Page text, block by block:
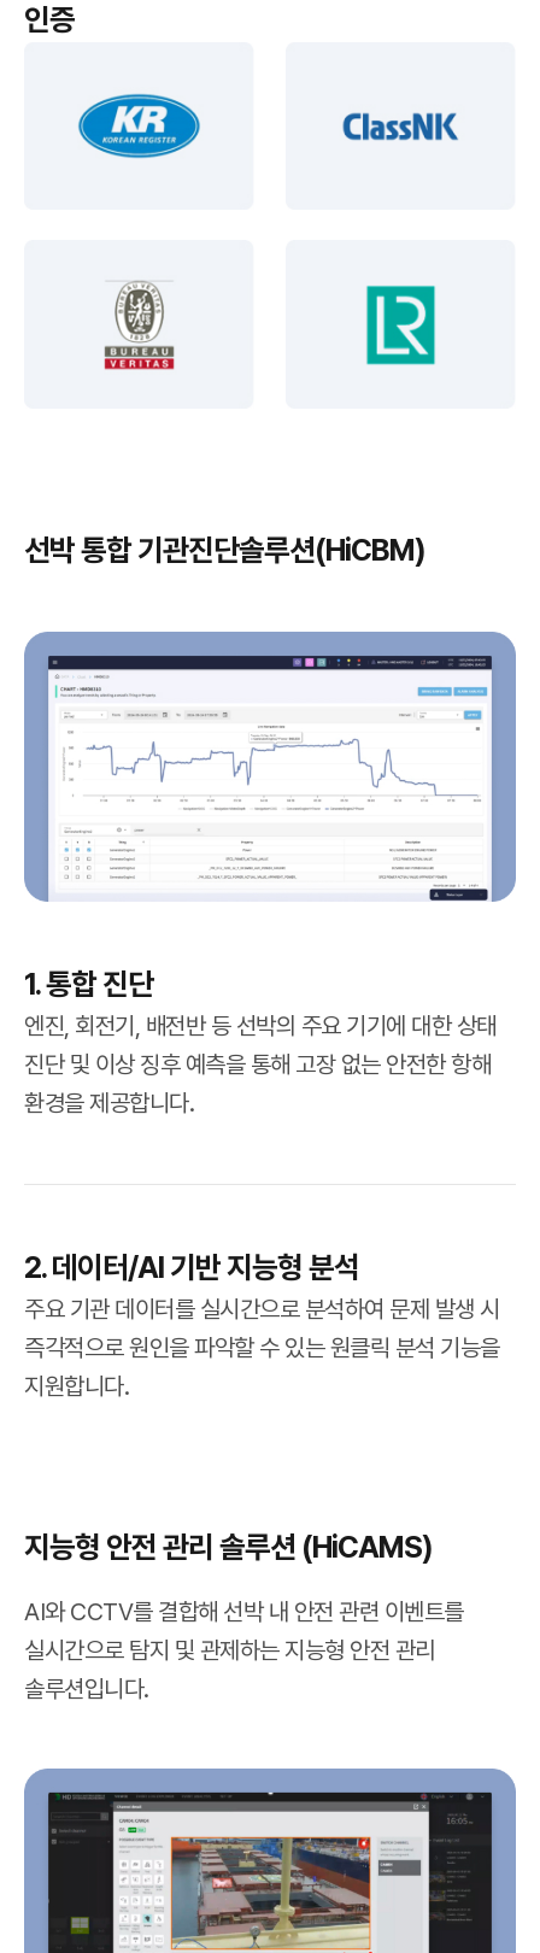
인증
선박 통합 기관진단솔루션(HiCBM)
1. 통합 진단
엔진, 회전기, 배전반 등 선박의 주요 기기에 대한 상태
진단 및 이상 징후 예측을 통해 고장 없는 안전한 항해
환경을 제공합니다.
2. 데이터/AI 기반 지능형 분석
주요 기관 데이터를 실시간으로 분석하여 문제 발생 시
즉각적으로 원인을 파악할 수 있는 원클릭 분석 기능을
지원합니다.
지능형 안전 관리 솔루션 (HiCAMS)
AI와 CCTV를 결합해 선박 내 안전 관련 이벤트를
실시간으로 탐지 및 관제하는 지능형 안전 관리
솔루션입니다.